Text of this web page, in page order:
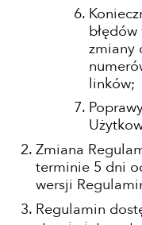
zmiany
linków;
Zmiana
terminie 5 dni
wersji
Regulamin